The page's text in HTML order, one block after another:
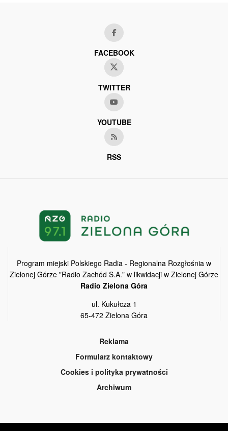
FACEBOOK
TWITTER
YOUTUBE
RSS
Program miejski Polskiego Radia - Regionalna Rozgłośnia w
Zielonej Górze "Radio Zachód S.A." w likwidacji w Zielonej Górze
Radio Zielona Góra
ul. Kukułcza 1
65-472 Zielona Góra
Reklama
Formularz kontaktowy
Cookies i polityka prywatności
Archiwum